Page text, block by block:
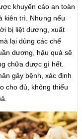
khuyến cáo an toàn
kiên trì. Nhưng nếu
bị liệt dương, xuất
lại dùng các chế
dương, hậu quả sẽ
chữa được gì hết.
gây bệnh, xác định
cho đủ, không thiếu